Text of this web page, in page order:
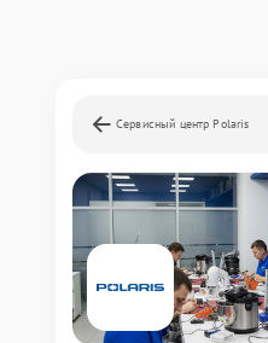
Сервисный центр Polaris